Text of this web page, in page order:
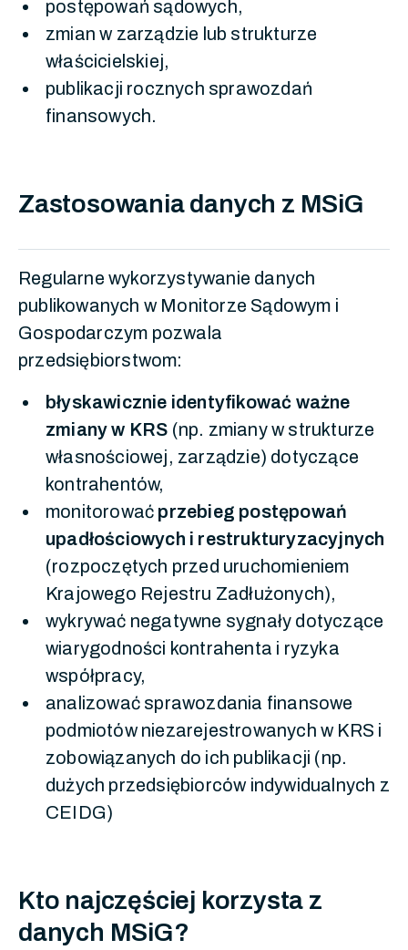
postępowań sądowych,
zmian w zarządzie lub strukturze
właścicielskiej,
publikacji rocznych sprawozdań
finansowych.
Zastosowania danych z MSiG
Regularne wykorzystywanie danych
publikowanych w Monitorze Sądowym i
Gospodarczym pozwala
przedsiębiorstwom:
błyskawicznie identyfikować ważne
zmiany w KRS (np. zmiany w strukturze
własnościowej, zarządzie) dotyczące
kontrahentów,
monitorować przebieg postępowań
upadłościowych i restrukturyzacyjnych
(rozpoczętych przed uruchomieniem
Krajowego Rejestru Zadłużonych),
wykrywać negatywne sygnały dotyczące
wiarygodności kontrahenta i ryzyka
współpracy,
analizować sprawozdania finansowe
podmiotów niezarejestrowanych w KRS i
zobowiązanych do ich publikacji (np.
dużych przedsiębiorców indywidualnych z
CEIDG)
Kto najczęściej korzysta z
danych MSiG?